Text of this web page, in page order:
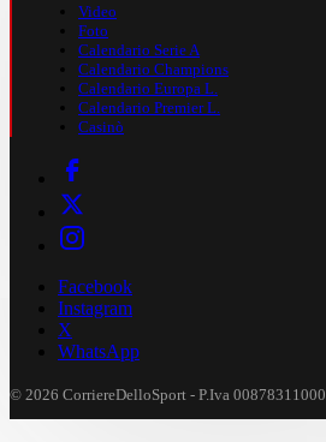
Video
Foto
Calendario Serie A
Calendario Champions
Calendario Europa L.
Calendario Premier L.
Casinò
Facebook
Instagram
X
WhatsApp
© 2026 CorriereDelloSport - P.Iva 00878311000